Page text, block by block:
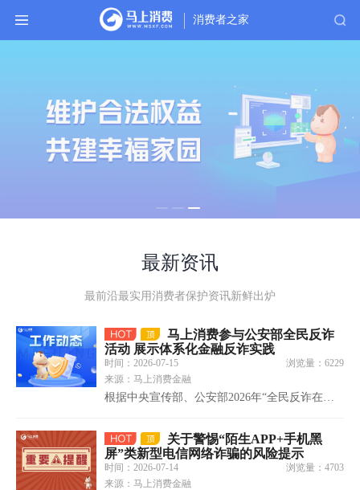
消费者之家
最新资讯
最前沿最实用消费者保护资讯新鲜出炉
马上消费参与公安部全民反诈
活动 展示体系化金融反诈实践
时间：2026-07-15
浏览量：6229
来源：马上消费金融
根据中央宣传部、公安部2026年“全民反诈在行
活动。公安部新闻宣传局、中央宣传部新闻局、
中央网信办网络综合治理局、工业和信息化部网
络安全管理……
关于警惕“陌生APP+手机黑
屏”类新型电信网络诈骗的风险提示
时间：2026-07-14
浏览量：4703
来源：马上消费金融